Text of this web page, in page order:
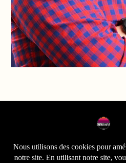
Nous répondons